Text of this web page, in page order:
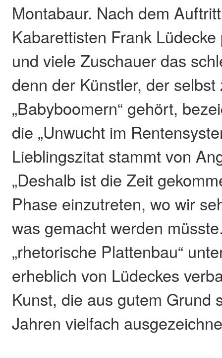
Montabaur. Nach dem
Kabarettisten Frank
und viele Zuschauer das
denn der Künstler, der selbst
„Babyboomern“ gehört,
die „Unwucht im
Lieblingszitat stammt von
„Deshalb ist die Zeit
Phase einzutreten, wo wir
was gemacht werden
„rhetorische Plattenbau“
erheblich von Lüdeckes
Kunst, die aus gutem Grund
Jahren vielfach